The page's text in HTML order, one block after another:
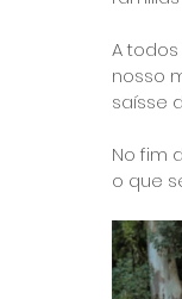
A
nosso
saísse
No fim
o que